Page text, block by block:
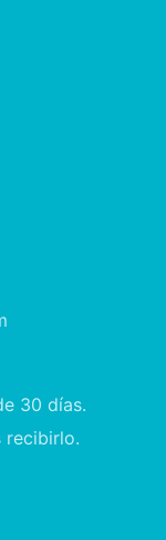
30 días.
recibirlo.